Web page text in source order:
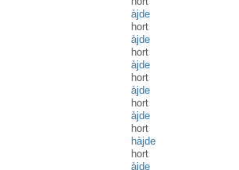
àjde
hort
àjde
hort
àjde
hort
àjde
hort
àjde
hort
hàjde
hort
àjde